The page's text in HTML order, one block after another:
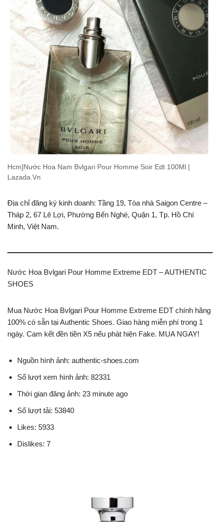
Hcm]Nước Hoa Nam Bvlgari Pour Homme Soir Edt 100Ml |
Lazada.Vn
Địa chỉ đăng ký kinh doanh: Tầng 19, Tòa nhà Saigon Centre –
Tháp 2, 67 Lê Lợi, Phường Bến Nghé, Quận 1, Tp. Hồ Chí
Minh, Việt Nam.
Nước Hoa Bvlgari Pour Homme Extreme EDT – AUTHENTIC
SHOES
Mua Nước Hoa Bvlgari Pour Homme Extreme EDT chính hãng
100% có sẵn tại Authentic Shoes. Giao hàng miễn phí trong 1
ngày. Cam kết đền tiền X5 nếu phát hiện Fake. MUA NGAY!
Nguồn hình ảnh: authentic-shoes.com
Số lượt xem hình ảnh: 82331
Thời gian đăng ảnh: 23 minute ago
Số lượt tải: 53840
Likes: 5933
Dislikes: 7